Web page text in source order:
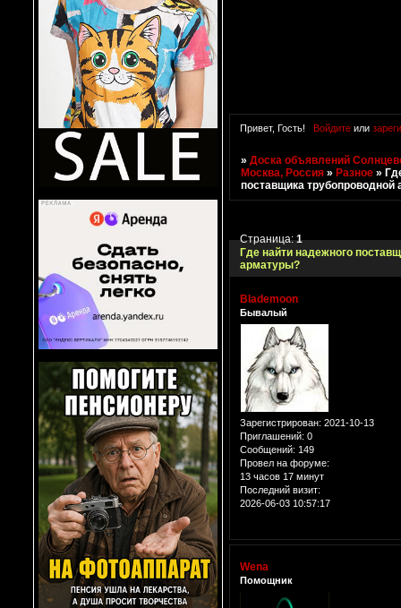
Привет, Гость! Войдитеили
»Доска объявлений
Москва, Россия »Разное »
поставщика трубопроводной
Где найти надежного
арматуры?
Страница:1
Blademoon
Бывалый
Зарегистрирован: 2021-10-13
Приглашений: 0
Сообщений: 149
Провел на форуме:
13 часов 17 минут
Последний визит:
2026-06-03 10:57:17
Wena
Помощник